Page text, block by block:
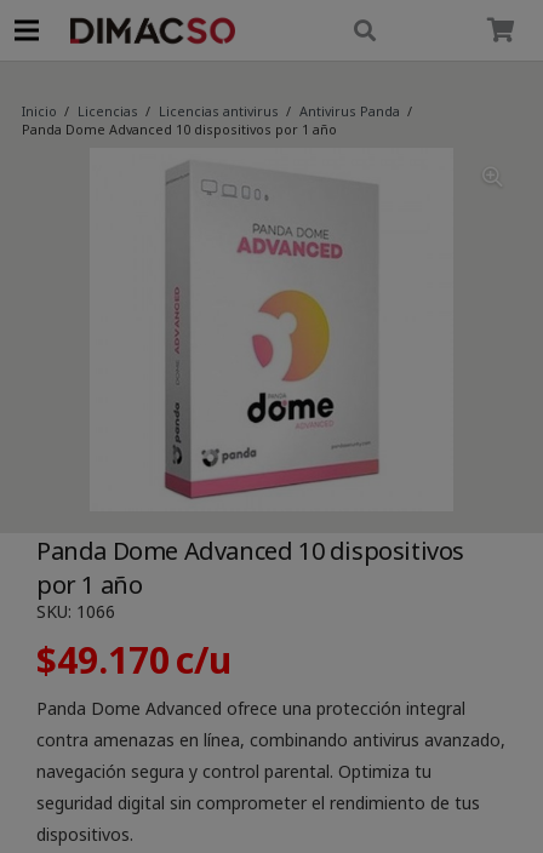
Inicio / Licencias / Licencias antivirus / Antivirus Panda /
Panda Dome Advanced 10 dispositivos por 1 año
Panda Dome Advanced 10 dispositivos
por 1 año
SKU: 1066
$49.170
Panda Dome Advanced ofrece una protección integral
contra amenazas en línea, combinando antivirus avanzado,
navegación segura y control parental. Optimiza tu
seguridad digital sin comprometer el rendimiento de tus
dispositivos.
modal-check